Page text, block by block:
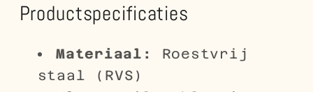
Productspecificaties
Materiaal:
Roestvrij
staal (RVS)